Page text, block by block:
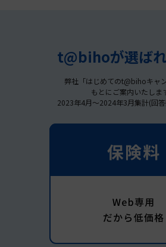
t@bihoが選ば
弊社「はじめてのt@bihoキャ
もとにご案内いたしま
2023年4月～2024年3月集計(回答